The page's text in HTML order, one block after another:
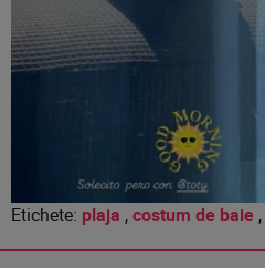
Etichete: plaja ,costum de baie ,